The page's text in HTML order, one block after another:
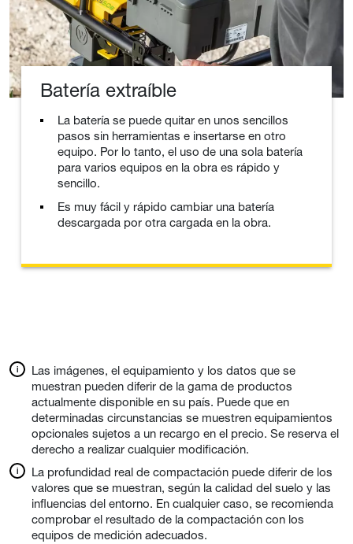
Batería extraíble
La batería se puede quitar en unos sencillos
pasos sin herramientas e insertarse en otro
equipo. Por lo tanto, el uso de una sola batería
para varios equipos en la obra es rápido y
sencillo.
Es muy fácil y rápido cambiar una batería
descargada por otra cargada en la obra.
Las imágenes, el equipamiento y los datos que se
muestran pueden diferir de la gama de productos
actualmente disponible en su país. Puede que en
determinadas circunstancias se muestren equipamientos
opcionales sujetos a un recargo en el precio. Se reserva el
derecho a realizar cualquier modificación.
La profundidad real de compactación puede diferir de los
valores que se muestran, según la calidad del suelo y las
influencias del entorno. En cualquier caso, se recomienda
comprobar el resultado de la compactación con los
equipos de medición adecuados.